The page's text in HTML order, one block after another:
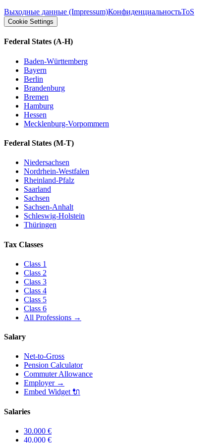
Выходные данные (Impressum)КонфиденциальностьToS
Cookie Settings
Federal States (A-H)
Baden-Württemberg
Bayern
Berlin
Brandenburg
Bremen
Hamburg
Hessen
Mecklenburg-Vorpommern
Federal States (M-T)
Niedersachsen
Nordrhein-Westfalen
Rheinland-Pfalz
Saarland
Sachsen
Sachsen-Anhalt
Schleswig-Holstein
Thüringen
Tax Classes
Class 1
Class 2
Class 3
Class 4
Class 5
Class 6
All Professions →
Salary
Net-to-Gross
Pension Calculator
Commuter Allowance
Employer→
Embed Widget 🔌
Salaries
30.000 €
40.000 €